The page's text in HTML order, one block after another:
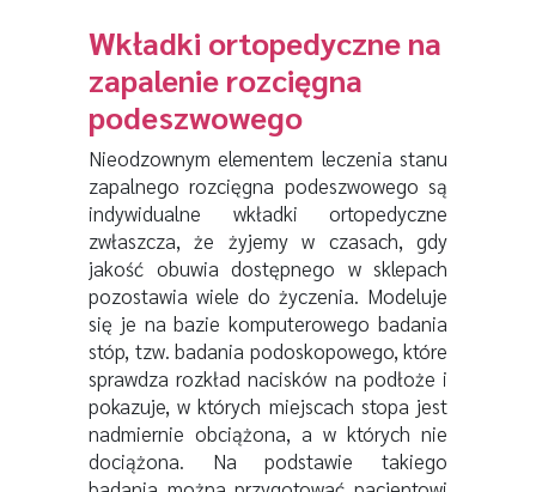
Wkładki ortopedyczne na
zapalenie rozcięgna
podeszwowego
Nieodzownym elementem leczenia stanu
zapalnego rozcięgna podeszwowego są
indywidualne wkładki ortopedyczne
zwłaszcza, że żyjemy w czasach, gdy
jakość obuwia dostępnego w sklepach
pozostawia wiele do życzenia. Modeluje
się je na bazie komputerowego badania
stóp, tzw. badania podoskopowego, które
sprawdza rozkład nacisków na podłoże i
pokazuje, w których miejscach stopa jest
nadmiernie obciążona, a w których nie
dociążona. Na podstawie takiego